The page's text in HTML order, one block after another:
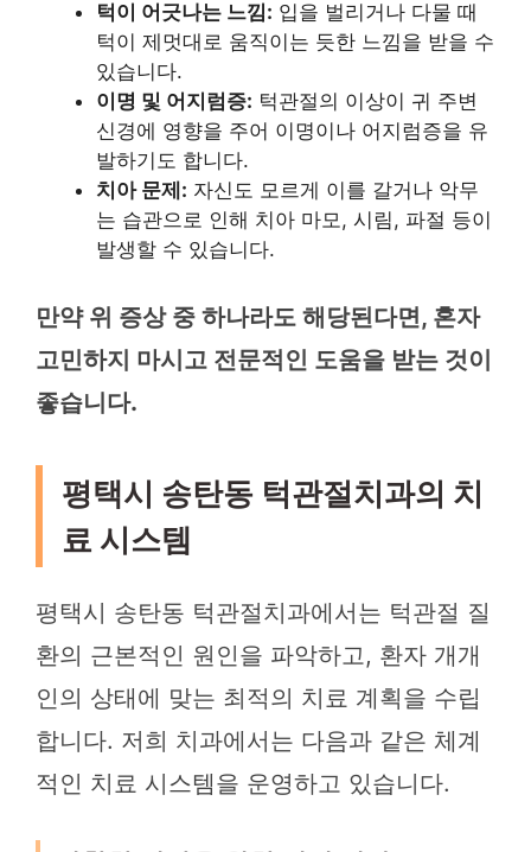
턱이 어긋나는 느낌: 입을 벌리거나 다물 때
턱이 제멋대로 움직이는 듯한 느낌을 받을 수
있습니다.
이명 및 어지럼증: 턱관절의 이상이 귀 주변
신경에 영향을 주어 이명이나 어지럼증을 유
발하기도 합니다.
치아 문제: 자신도 모르게 이를 갈거나 악무
는 습관으로 인해 치아 마모, 시림, 파절 등이
발생할 수 있습니다.
만약 위 증상 중 하나라도 해당된다면, 혼자
고민하지 마시고 전문적인 도움을 받는 것이
좋습니다.
평택시 송탄동 턱관절치과의 치
료 시스템
평택시 송탄동 턱관절치과에서는 턱관절 질
환의 근본적인 원인을 파악하고, 환자 개개
인의 상태에 맞는 최적의 치료 계획을 수립
합니다. 저희 치과에서는 다음과 같은 체계
적인 치료 시스템을 운영하고 있습니다.